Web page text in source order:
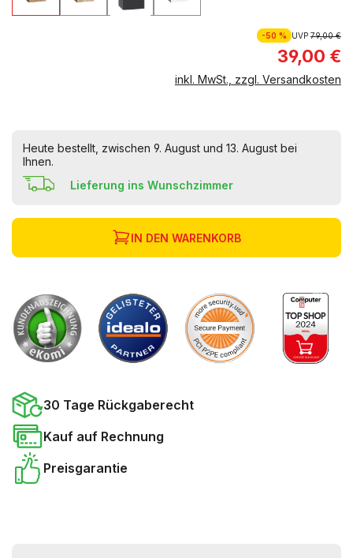
-50 % UVP79,00 €
39,00 €
inkl. MwSt., zzgl. Versandkosten
Heute bestellt, zwischen 9. August und 13. August bei
Ihnen.
Lieferung ins Wunschzimmer
IN DEN WARENKORB
30 Tage Rückgaberecht
Kauf auf Rechnung
Preisgarantie